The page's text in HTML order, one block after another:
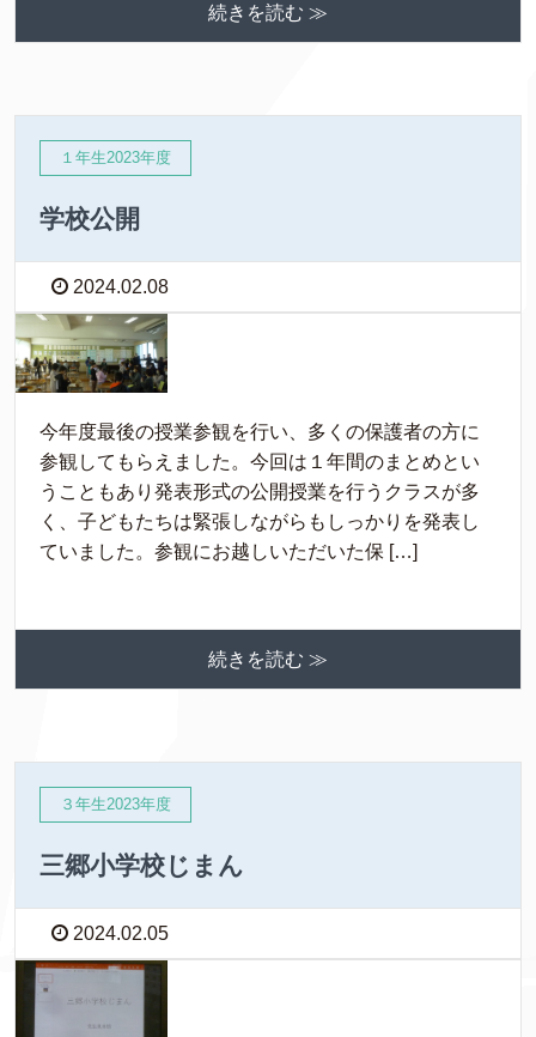
続きを読む ≫
１年生2023年度
学校公開
2024.02.08
今年度最後の授業参観を行い、多くの保護者の方に
参観してもらえました。今回は１年間のまとめとい
うこともあり発表形式の公開授業を行うクラスが多
く、子どもたちは緊張しながらもしっかりを発表し
ていました。参観にお越しいただいた保 […]
続きを読む ≫
３年生2023年度
三郷小学校じまん
2024.02.05